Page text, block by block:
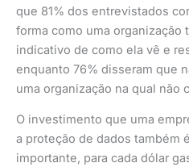
que 81% dos entrevistados
forma como uma organização
indicativo de como ela vê e
enquanto 76% disseram que
uma organização na qual não
O investimento que uma
a proteção de dados também
importante, para cada dólar